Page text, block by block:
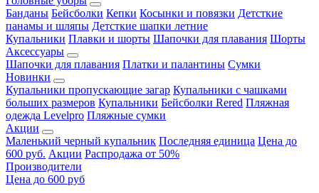
Банданы Бейсболки Кепки Косынки и повязки Детсткие
панамы и шляпы Детсткие шапки летние
Купальники Плавки и шорты Шапочки для плавания Шорты
Аксессуары
Шапочки для плавания Платки и палантины Сумки
Новинки
Купальники пропускающие загар Купальники с чашками
больших размеров Купальники Бейсболки Rered Пляжная
одежда Levelpro Пляжные сумки
Акции
Маленький черный купальник Последняя единица Цена до
600 руб. Акции Распродажа от 50%
Производители
Цена до 600 руб